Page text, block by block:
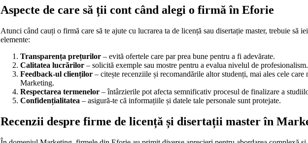
Aspecte de care să ții cont când alegi o firmă în Eforie
Atunci când cauți o firmă care să te ajute cu lucrarea ta de licență sau disertație master, trebuie să
elemente:
Transparența prețurilor – evită ofertele care par prea bune pentru a fi adevărate.
Calitatea lucrărilor – solicită exemple sau mostre pentru a evalua nivelul de profesionalism.
Feedback-ul clienților – citește recenziile și recomandările altor studenți, mai ales cele care
Marketing.
Respectarea termenelor – întârzierile pot afecta semnificativ procesul de finalizare a
Confidențialitatea – asigură-te că informațiile și datele tale personale sunt protejate.
Recenzii despre firme de licență și disertații master în